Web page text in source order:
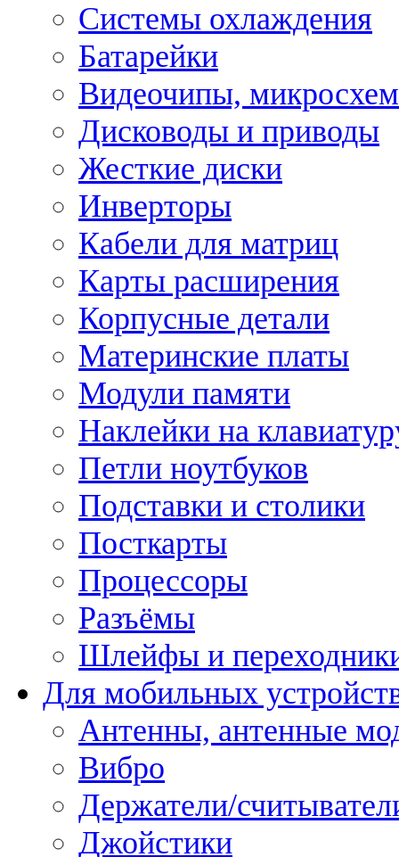
Системы охлаждения
Батарейки
Видеочипы,
Дисководы и приводы
Жесткие диски
Инверторы
Кабели для матриц
Карты расширения
Корпусные детали
Материнские платы
Модули памяти
Наклейки на
Петли ноутбуков
Подставки и столики
Посткарты
Процессоры
Разъёмы
Шлейфы и
Для мобильных
Антенны, антенные
Вибро
Держатели/
Джойстики